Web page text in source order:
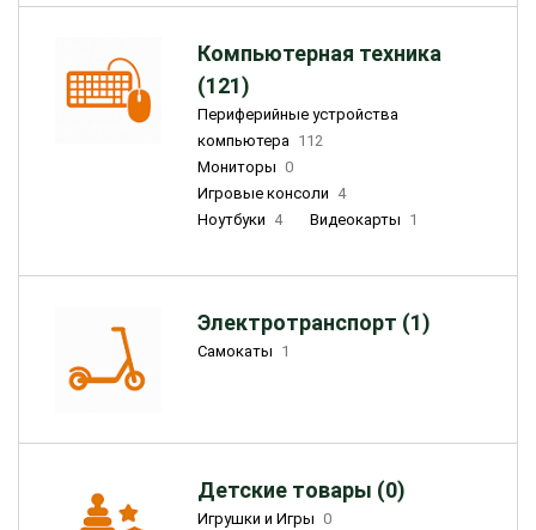
Компьютерная техника
(121)
Периферийные устройства
компьютера 112
Мониторы 0
Игровые консоли 4
Ноутбуки 4 Видеокарты 1
Электротранспорт (1)
Самокаты 1
Детские товары (0)
Игрушки и Игры 0